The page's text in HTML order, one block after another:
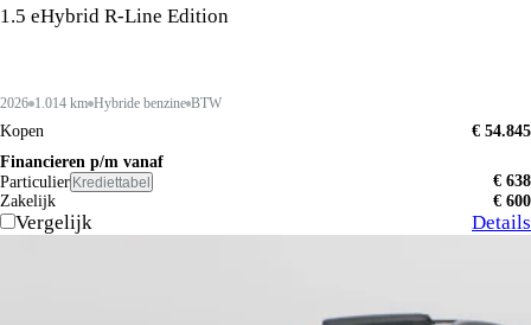
1.5 eHybrid R-Line Edition
2026 1.014 km Hybride benzine BTW
Kopen
€ 54.845
Financieren p/m vanaf
Particulier Krediettabel
€ 638
Zakelijk
€ 600
Vergelijk Details